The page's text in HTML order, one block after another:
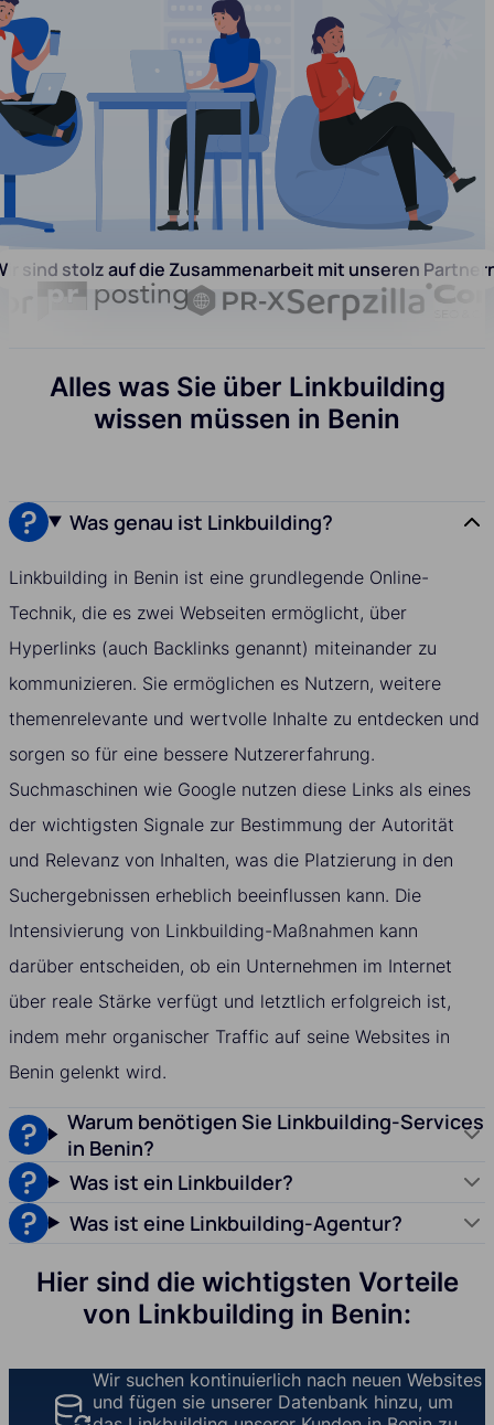
sind stolz auf die Zusammenarbeit mit unseren
Alles was Sie über Linkbuilding
wissen müssen in Benin
Was genau ist Linkbuilding?
Linkbuilding in Benin ist eine grundlegende Online-
Technik, die es zwei Webseiten ermöglicht, über
Hyperlinks (auch Backlinks genannt) miteinander zu
kommunizieren. Sie ermöglichen es Nutzern, weitere
themenrelevante und wertvolle Inhalte zu entdecken und
sorgen so für eine bessere Nutzererfahrung.
Suchmaschinen wie Google nutzen diese Links als eines
der wichtigsten Signale zur Bestimmung der Autorität
und Relevanz von Inhalten, was die Platzierung in den
Suchergebnissen erheblich beeinflussen kann. Die
Intensivierung von Linkbuilding-Maßnahmen kann
darüber entscheiden, ob ein Unternehmen im Internet
über reale Stärke verfügt und letztlich erfolgreich ist,
indem mehr organischer Traffic auf seine Websites in
Benin gelenkt wird.
Warum benötigen Sie Linkbuilding-Services
in Benin?
Was ist ein Linkbuilder?
Was ist eine Linkbuilding-Agentur?
Hier sind die wichtigsten Vorteile
von Linkbuilding in Benin:
Wir suchen kontinuierlich nach neuen Websites
und fügen sie unserer Datenbank hinzu, um